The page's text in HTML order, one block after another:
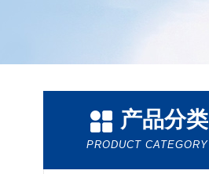
产品分类
PRODUCT CATEGORY